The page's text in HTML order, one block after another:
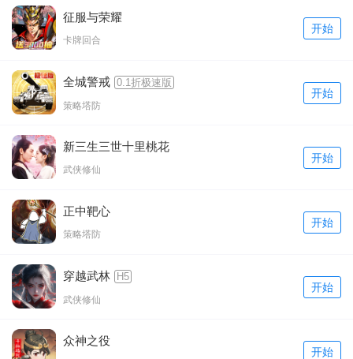
征服与荣耀
卡牌回合
开始
全城警戒 0.1折极速版
策略塔防
开始
新三生三世十里桃花
武侠修仙
开始
正中靶心
策略塔防
开始
穿越武林 H5
武侠修仙
开始
众神之役
开始